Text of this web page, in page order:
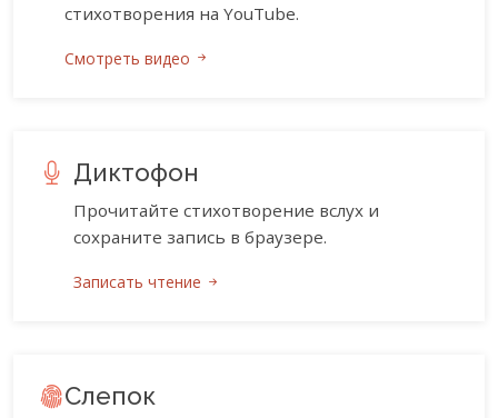
стихотворения на YouTube.
Смотреть видео
Диктофон
Прочитайте стихотворение вслух и
сохраните запись в браузере.
Записать чтение
Слепок